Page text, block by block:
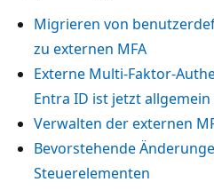
Migrieren von
zu externen MFA
Externe Multi-Faktor-
Entra ID ist jetzt
Verwalten der externen
Bevorstehende
Steuerelementen